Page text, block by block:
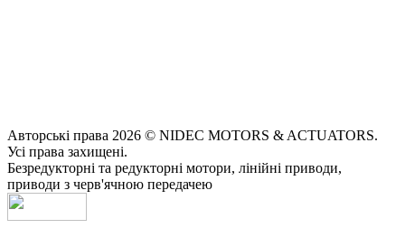
Авторські права 2026 © NIDEC MOTORS & ACTUATORS.
Усі права захищені.
Безредукторні та редукторні мотори, лінійні приводи,
приводи з черв'ячною передачею